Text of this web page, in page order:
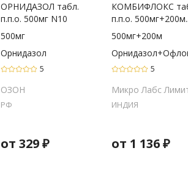
ОРНИДАЗОЛ табл.
п.п.о. 500мг N10
500мг
Орнидазол
5
ОЗОН
РФ
от 329₽
КОМБИФЛОКС
п.п.о.
500мг+200м
5
Микро Лабс
ИНДИЯ
от 1 136₽